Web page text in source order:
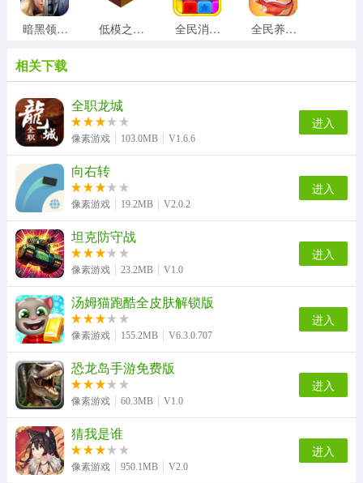
暗黑领主果盘版 低模之战2026汉化版 全民消除寻宝手机版 全民养狗狗红包版
EVE Echoes 国际服正版
契约勇士官方最新版 枪支反击
陆大迹神2 天游云电脑
像素创造新世界手机最新版
相关下载
全职龙城
像素游戏 103.0MB V1.6.6
进入
向右转
像素游戏 19.2MB V2.0.2
进入
坦克防守战
像素游戏 23.2MB V1.0
进入
汤姆猫跑酷全皮肤解锁版
像素游戏 155.2MB V6.3.0.707
进入
恐龙岛手游免费版
像素游戏 60.3MB V1.0
进入
猜我是谁
像素游戏 950.1MB V2.0
进入